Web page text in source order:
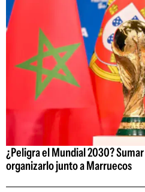
¿Peligra el Mundial 2030?
organizarlo junto a Marruecos